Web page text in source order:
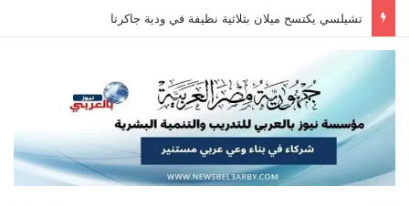
تشيلسي يكتسح ميلان بثلاثية نظيفة في ودية جاكرتا